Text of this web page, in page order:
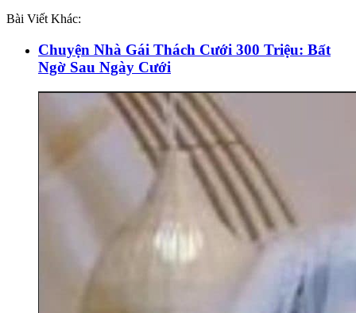
Bài Viết Khác:
Chuyện Nhà Gái Thách Cưới 300 Triệu: Bất
Ngờ Sau Ngày Cưới